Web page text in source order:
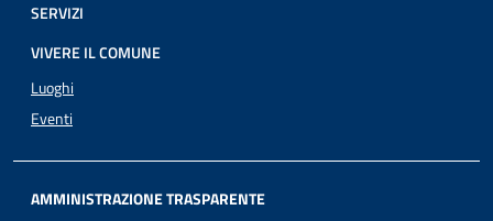
SERVIZI
VIVERE IL COMUNE
Luoghi
Eventi
AMMINISTRAZIONE TRASPARENTE